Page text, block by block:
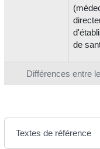
Différences entre
de
Textes de référence